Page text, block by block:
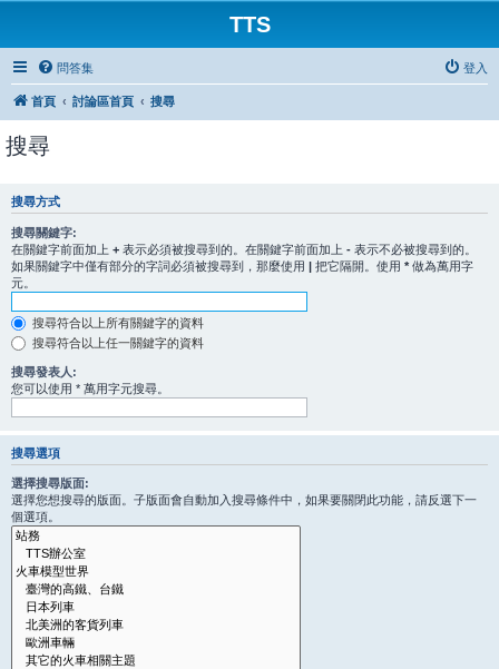
TTS
問答集 登入
首頁 討論區首頁 搜尋
搜尋
搜尋方式
搜尋關鍵字:
在關鍵字前面加上 + 表示必須被搜尋到的。在關鍵字前面加上 - 表示不必被搜尋到的。
如果關鍵字中僅有部分的字詞必須被搜尋到，那麼使用 | 把它隔開。使用 * 做為萬用字
元。
搜尋符合以上所有關鍵字的資料
搜尋符合以上任一關鍵字的資料
搜尋發表人:
您可以使用 * 萬用字元搜尋。
搜尋選項
選擇搜尋版面:
選擇您想搜尋的版面。子版面會自動加入搜尋條件中，如果要關閉此功能，請反選下一
個選項。